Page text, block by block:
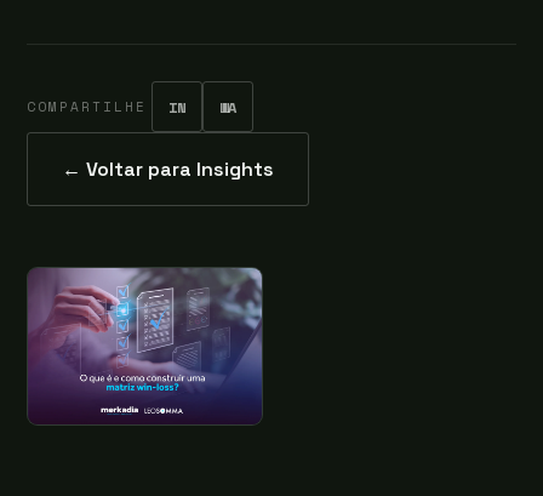
COMPARTILHE IN WA
← Voltar para Insights